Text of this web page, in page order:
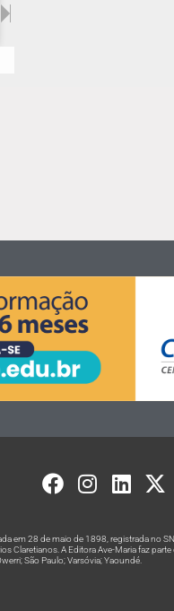
em 28 de maio de 1898, registrada no
A Editora Ave-Maria faz
São Paulo; Varsóvia; Yaoundé.